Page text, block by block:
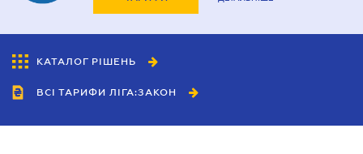
КАТАЛОГ РІШЕНЬ
ВСІ ТАРИФИ ЛІГА:ЗАКОН